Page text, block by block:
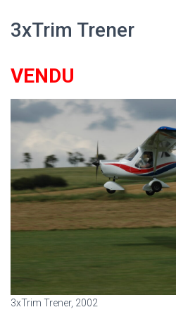
3xTrim Trener
VENDU
3xTrim Trener, 2002